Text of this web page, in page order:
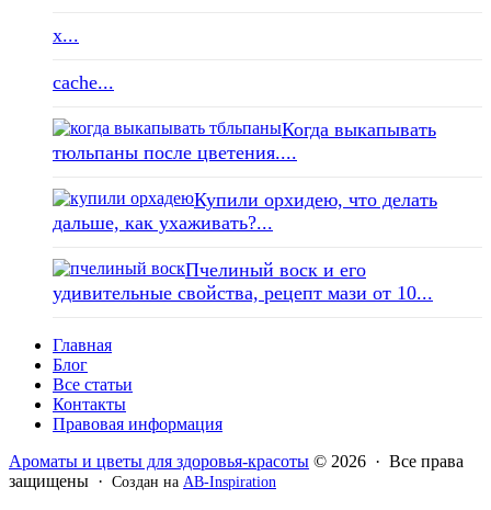
x...
cache...
Когда выкапывать
тюльпаны после цветения....
Купили орхидею, что делать
дальше, как ухаживать?...
Пчелиный воск и его
удивительные свойства, рецепт мази от 10...
Главная
Блог
Все статьи
Контакты
Правовая информация
Ароматы и цветы для здоровья-красоты © 2026 · Все права
защищены · Создан на AB-Inspiration